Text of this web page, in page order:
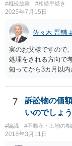
#相続放棄
#相続手続き
2025年7月15日
佐々木 晋輔
実のお父様ですので
処理をされる方向で
知ってから3カ月以
放棄するかどうか決
することはありま
ありません。 なお
伸長して調査したと
つかったため相続し
7
訴訟物の価
いのでしょ
#協議 #不動産・土地の相
2018年3月11日